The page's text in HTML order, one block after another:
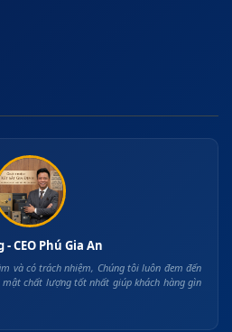
- CEO Phú Gia An
và có trách nhiệm, Chúng tôi luôn đem đến
chất lượng tốt nhất giúp khách hàng gìn